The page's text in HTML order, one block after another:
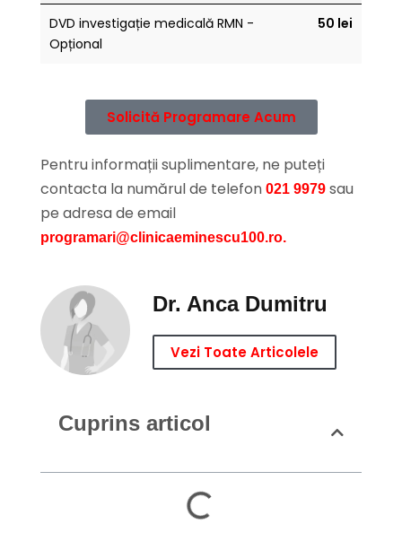
DVD investigație medicală RMN -
Opțional
50 lei
Solicită Programare Acum
Pentru informații suplimentare, ne puteți
contacta la numărul de telefon 021 9979 sau
pe adresa de email
programari@clinicaeminescu100.ro.
Dr. Anca Dumitru
Vezi Toate Articolele
Cuprins articol